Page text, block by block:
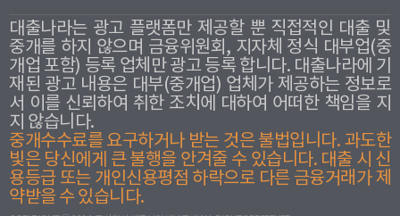
대출나라는 광고 플랫폼만 제공할 뿐 직접적인 대출 및
중개를 하지 않으며 금융위원회, 지자체 정식 대부업(중
개업 포함) 등록 업체만 광고 등록 합니다. 대출나라에 기
재된 광고 내용은 대부(중개업) 업체가 제공하는 정보로
서 이를 신뢰하여 취한 조치에 대하여 어떠한 책임을 지
지 않습니다.
중개수수료를 요구하거나 받는 것은 불법입니다. 과도한
빛은 당신에게 큰 불행을 안겨줄 수 있습니다. 대출 시 신
용등급 또는 개인신용평점 하락으로 다른 금융거래가 제
약받을 수 있습니다.